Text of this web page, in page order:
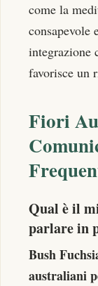
come la
consapevole
integrazione
favorisce un
Fiori
Qual è il
parlare in
Bush
australiani